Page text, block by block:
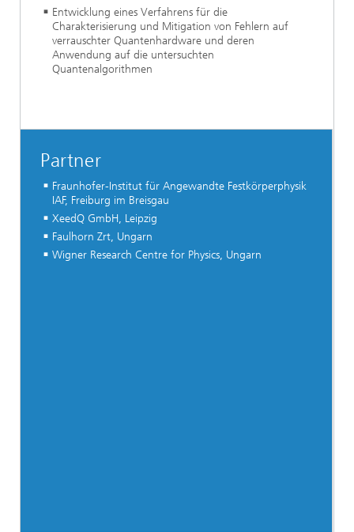
Entwicklung eines Verfahrens für die
Charakterisierung und Mitigation von Fehlern auf
verrauschter Quantenhardware und deren
Anwendung auf die untersuchten
Quantenalgorithmen
Partner
Fraunhofer-Institut für Angewandte Festkörperphysik
IAF, Freiburg im Breisgau
XeedQ GmbH, Leipzig
Faulhorn Zrt, Ungarn
Wigner Research Centre for Physics, Ungarn